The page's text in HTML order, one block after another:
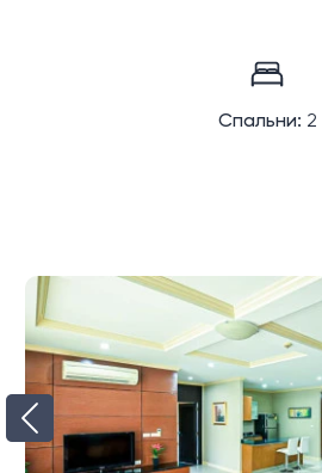
Спальни: 2